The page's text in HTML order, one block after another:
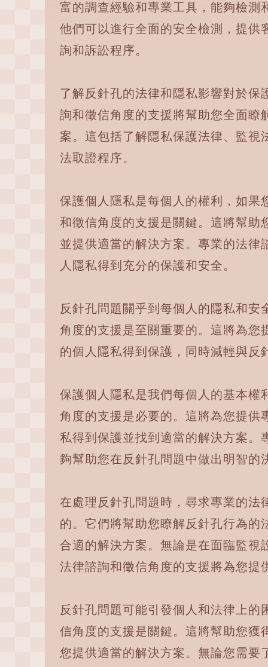
富的調查經驗和專業工具，能夠檢測
他們可以進行全面的安全檢測，提供
詢和訴訟程序。
了解反針孔的法律和隱私影響對於
詢和徵信角度的支援將幫助您全面瞭
案。這包括了解隱私保護法律、監
法取證程序。
保護個人隱私是每個人的權利，如果
和徵信角度的支援是關鍵。這將幫助
並提供適當的解決方案。專業的法
人隱私得到充分的保護和安全。
反針孔問題關乎到每個人的隱私和
角度的支援是至關重要的。這將為您
的個人隱私得到保護，同時減輕與反
保護個人隱私是我們每個人的基本權
角度的支援是必要的。這將為您提供
私得到保護並找到適當的解決方案。
夠幫助您在反針孔問題中做出明智
在處理反針孔問題時，尋求專業的法
的。它們將幫助您瞭解反針孔行為
合適的解決方案。無論是在面臨監視
法律諮詢和徵信角度的支援將為您提
反針孔問題可能引發個人和法律上
信角度的支援是關鍵。這將幫助您獲
您提供適當的解決方案。無論您需要